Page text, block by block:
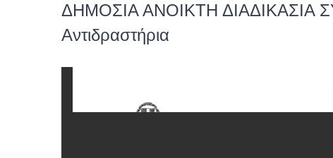
ΔΗΜΟΣΙΑ ΑΝΟΙΚΤΗ
Αντιδραστήρια